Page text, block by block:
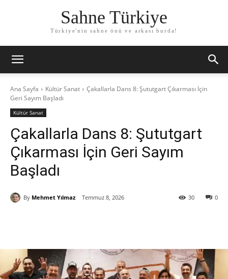
Sahne Türkiye
Türkiye'nin sahne önü ve arkası burda!
Ana Sayfa Kültür Sanat
Çakallarla Dans 8: Şututgart Çıkarması İçin
Geri Sayım Başladı
Kültür Sanat
Çakallarla Dans 8: Şututgart
Çıkarması İçin Geri Sayım
Başladı
By Mehmet Yılmaz Temmuz 8, 2026 0
30